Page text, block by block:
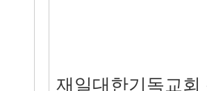
재일대한기독교